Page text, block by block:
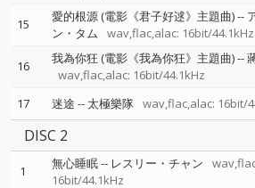
15 愛的根源 (電影《君子好逑》主題曲)--
ン・タム
wav,flac,alac: 16bit/44.1kHz
16 我為你狂 (電影《我為你狂》主題曲)--
wav,flac,alac: 16bit/44.1kHz
17 迷途 --太極樂隊 wav,flac,alac: 16bit/
DISC 2
1 無心睡眠-- レスリー・チャン
16bit/44.1kHz